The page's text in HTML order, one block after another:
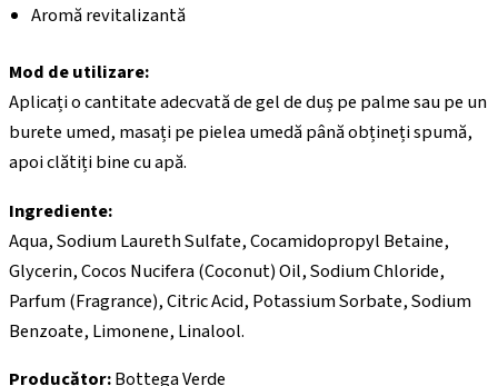
Aromă revitalizantă
Mod de utilizare:
Aplicați o cantitate adecvată de gel de duș pe palme sau pe un
burete umed, masați pe pielea umedă până obțineți spumă,
apoi clătiți bine cu apă.
Ingrediente:
Aqua, Sodium Laureth Sulfate, Cocamidopropyl Betaine,
Glycerin, Cocos Nucifera (Coconut) Oil, Sodium Chloride,
Parfum (Fragrance), Citric Acid, Potassium Sorbate, Sodium
Benzoate, Limonene, Linalool.
Producător:Bottega Verde